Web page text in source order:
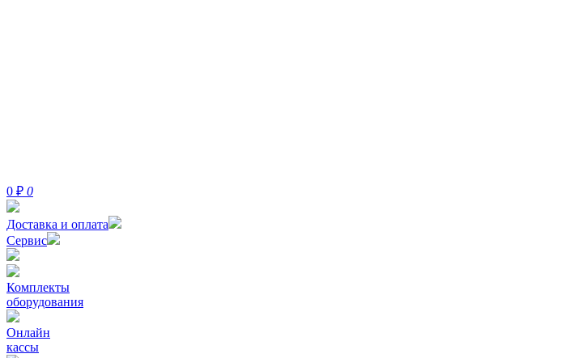
0 ₽ 0
Доставка и оплата
Сервис
Комплекты
оборудования
Онлайн
кассы